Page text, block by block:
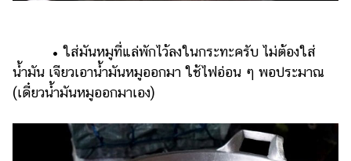
• ใส่มันหมูที่แล่พักไว้ลงในกระทะครับ ไม่ต้องใส่
น้ำมัน เจียวเอาน้ำมันหมูออกมา ใช้ไฟอ่อน ๆ พอประมาณ
(เดี๋ยวน้ำมันหมูออกมาเอง)